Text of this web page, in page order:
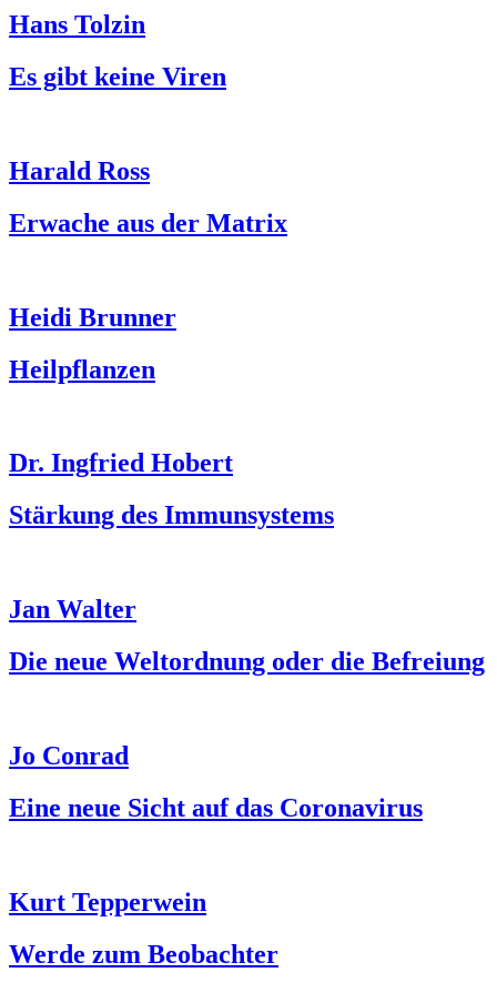
Hans Tolzin
Es gibt keine Viren
Harald Ross
Erwache aus der Matrix
Heidi Brunner
Heilpflanzen
Dr. Ingfried Hobert
Stärkung des Immunsystems
Jan Walter
Die neue Weltordnung oder die Befreiung
Jo Conrad
Eine neue Sicht auf das Coronavirus
Kurt Tepperwein
Werde zum Beobachter​